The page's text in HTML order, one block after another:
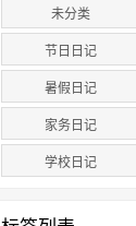
未分类
节日日记
暑假日记
家务日记
学校日记